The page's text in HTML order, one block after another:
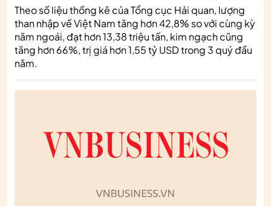
Theo số liệu thống kê của Tổng cục Hải quan, lượng
than nhập về Việt Nam tăng hơn 42,8% so với cùng kỳ
năm ngoái, đạt hơn 13,38 triệu tấn, kim ngạch cũng
tăng hơn 66%, trị giá hơn 1,55 tỷ USD trong 3 quý đầu
năm.